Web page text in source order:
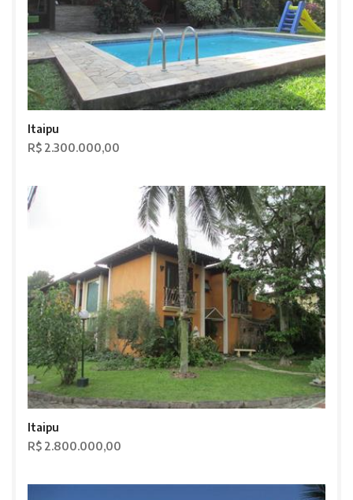
Itaipu
R$ 2.300.000,00
Itaipu
R$ 2.800.000,00